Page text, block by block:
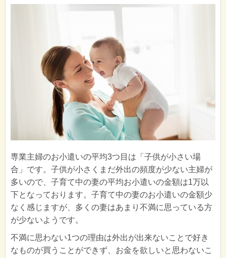
専業主婦のお小遣いの平均3つ目は「子供が小さい場
合」です。子供が小さくまだ外出の頻度が少ない主婦が
多いので、子育て中の妻の平均お小遣いの金額は1万以
下となっております。子育て中の妻のお小遣いの金額少
なく感じますが、多くの妻はあまり不満に思っている方
が少ないようです。
不満に思わない1つの理由は外出が出来ないことで好き
なものが買うことができず、お金を欲しいと思わないこ